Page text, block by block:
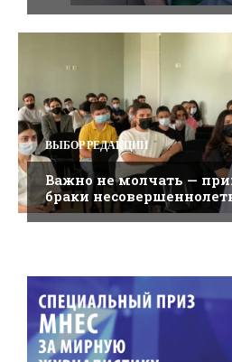
ВЫБОР РЕДАКЦИИ
Важно не молчать —
браки